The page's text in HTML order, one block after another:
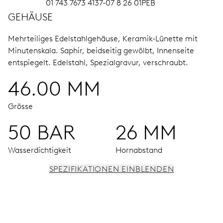
01 743 7673 4137-07 8 26 01PEB
GEHÄUSE
Mehrteiliges Edelstahlgehäuse, Keramik-Lünette mit
Minutenskala. Saphir, beidseitig gewölbt, Innenseite
entspiegelt. Edelstahl, Spezialgravur, verschraubt.
46.00 MM
Grösse
50 BAR
Wasserdichtigkeit
26 MM
Hornabstand
SPEZIFIKATIONEN EINBLENDEN